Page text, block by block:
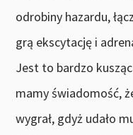
odrobiny hazardu,
grą ekscytację i
Jest to bardzo
mamy świadomość,
wygrał, gdyż udało